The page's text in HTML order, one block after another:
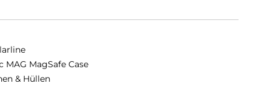
MAG MagSafe Case
& Hüllen